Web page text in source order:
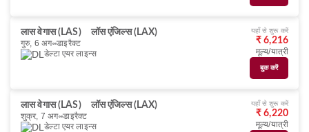
लास वेगास (LAS)
लॉस एंजिल्स (LAX)
गुरु, 6 अग॰ डाइरैक्ट
डेल्टा एयर लाइन्स
यहाँ से शुरू करें
₹ 6,216
मूल्य/यात्री
बुक करें
लास वेगास (LAS)
लॉस एंजिल्स (LAX)
शुक्र, 7 अग॰ डाइरैक्ट
डेल्टा एयर लाइन्स
यहाँ से शुरू करें
₹ 6,220
मूल्य/यात्री